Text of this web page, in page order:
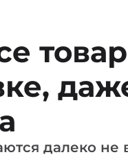
далеко не